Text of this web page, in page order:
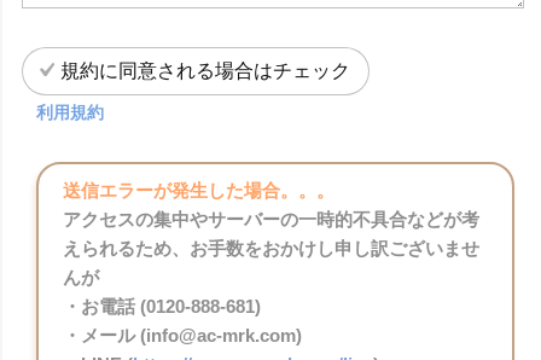
規約に同意される場合はチェック
利用規約
送信エラーが発生した場合。。。
アクセスの集中やサーバーの一時的不具合などが考
えられるため、お手数をおかけし申し訳ございませ
んが
・お電話 (0120-888-681)
・メール (info@ac-mrk.com)